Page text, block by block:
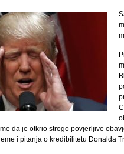
da je otkrio strogo povjerljive
i pitanja o kredibilitetu Donalda